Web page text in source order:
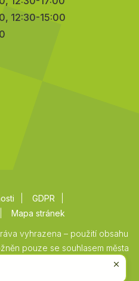
12:30-15:00
GDPR
Mapa stránek
vyhrazena – použití obsahu
pouze se souhlasem města